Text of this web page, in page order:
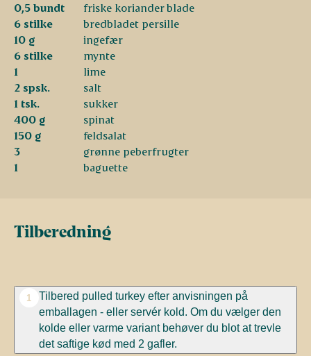
0,5 bundt
friske koriander blade
6 stilke
bredbladet persille
10 g
ingefær
6 stilke
mynte
1
lime
2 spsk.
salt
1 tsk.
sukker
400 g
spinat
150 g
feldsalat
3
grønne peberfrugter
1
baguette
Tilberedning
1
Tilbered pulled turkey efter anvisningen på
emballagen - eller servér kold. Om du vælger den
kolde eller varme variant behøver du blot at trevle
det saftige kød med 2 gafler.